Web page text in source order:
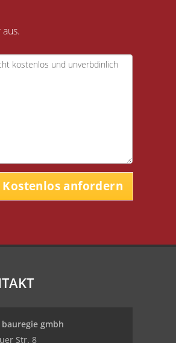
Kostenlos anfordern
bauregie gmbh
Str. 8